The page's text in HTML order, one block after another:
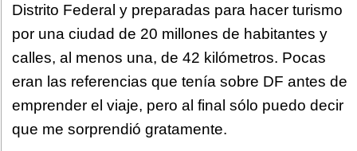
Distrito Federal y preparadas para hacer turismo
por una ciudad de 20 millones de habitantes y
calles, al menos una, de 42 kilómetros. Pocas
eran las referencias que tenía sobre DF antes de
emprender el viaje, pero al final sólo puedo decir
que me sorprendió gratamente.